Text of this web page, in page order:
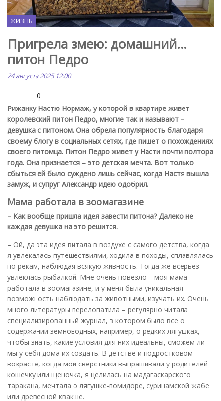
ЖИЗНЬ
Пригрела змею: домашний...
питон Педро
24 августа 2025 12:00
0
Рижанку Настю Нормаж, у которой в квартире живет
королевский питон Педро, многие так и называют –
девушка с питоном. Она обрела популярность благодаря
своему блогу в социальных сетях, где пишет о похождениях
своего питомца. Питон Педро живет у Насти почти полтора
года. Она признается – это детская мечта. Вот только
сбыться ей было суждено лишь сейчас, когда Настя вышла
замуж, и супруг Александр идею одобрил.
Мама работала в зоомагазине
– Как вообще пришла идея завести питона? Далеко не
каждая девушка на это решится.
– Ой, да эта идея витала в воздухе с самого детства, когда
я увлекалась путешествиями, ходила в походы, сплавлялась
по рекам, наблюдая всякую живность. Тогда же всерьез
увлеклась рыбалкой. Мне очень повезло – моя мама
работала в зоомагазине, и у меня была уникальная
возможность наблюдать за животными, изучать их. Очень
много литературы перелопатила – регулярно читала
специализированный журнал, в котором было все о
содержании земноводных, например, о редких лягушках,
чтобы знать, какие условия для них идеальны, сможем ли
мы у себя дома их создать. В детстве и подростковом
возрасте, когда мои сверстники выпрашивали у родителей
кошечку или щеночка, я целилась на мадагаскарского
таракана, мечтала о лягушке-помидоре, суринамской жабе
или древесной квакше.